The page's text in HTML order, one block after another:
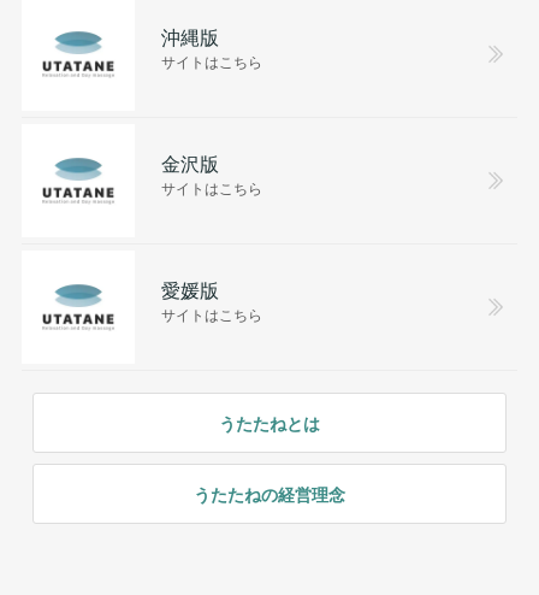
沖縄版
サイトはこちら
金沢版
サイトはこちら
愛媛版
サイトはこちら
うたたねとは
うたたねの経営理念